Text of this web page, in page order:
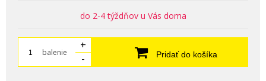
do 2-4 týždňov u Vás doma
balenie
+
-
Pridať do košíka